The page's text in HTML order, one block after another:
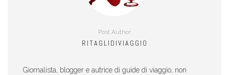
Post Author
RITAGLIDIVIAGGIO
Giornalista, blogger e autrice di guide di viaggio, non